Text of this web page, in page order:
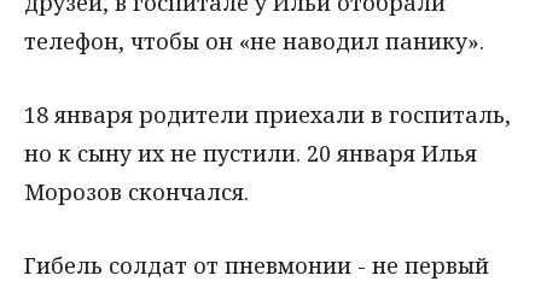
телефон, чтобы он «не наводил панику».
18 января родители приехали в госпиталь,
но к сыну их не пустили. 20 января Илья
Морозов скончался.
Гибель солдат от пневмонии - не первый